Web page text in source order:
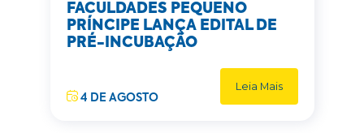
FACULDADES PEQUENO
PRÍNCIPE LANÇA EDITAL DE
PRÉ-INCUBAÇÃO
4 DE AGOSTO
Leia Mais